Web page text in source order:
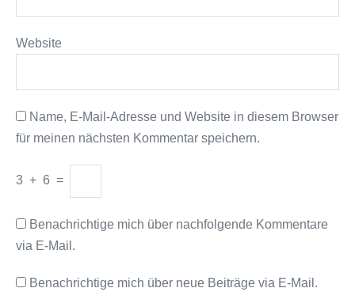
Website
Name, E-Mail-Adresse und Website in diesem Browser
für meinen nächsten Kommentar speichern.
3 + 6 =
Benachrichtige mich über nachfolgende Kommentare
via E-Mail.
Benachrichtige mich über neue Beiträge via E-Mail.